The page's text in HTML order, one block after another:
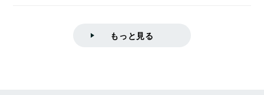
もっと見る